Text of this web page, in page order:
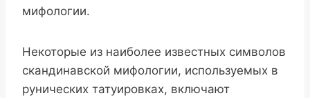
мифологии.
Некоторые из наиболее известных символов
скандинавской мифологии, используемых в
рунических татуировках, включают